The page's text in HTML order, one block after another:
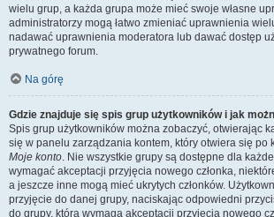
wielu grup, a każda grupa może mieć swoje własne
administratorzy mogą łatwo zmieniać uprawnienia
nadawać uprawnienia moderatora lub dawać dostęp
prywatnego forum.
Na górę
Gdzie znajduje się spis grup użytkowników i jak
Spis grup użytkowników można zobaczyć, otwierając
się w panelu zarządzania kontem, który otwiera się po
Moje konto. Nie wszystkie grupy są dostępne dla
wymagać akceptacji przyjęcia nowego członka,
a jeszcze inne mogą mieć ukrytych członków.
przyjęcie do danej grupy, naciskając odpowiedni
do grupy, która wymaga akceptacji przyjęcia nowego